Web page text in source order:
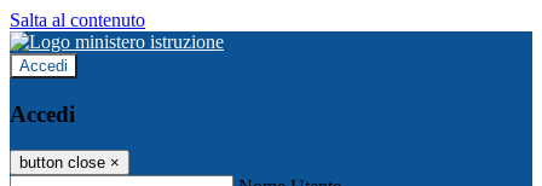
Salta al contenuto
Accedi
Accedi
button close ×